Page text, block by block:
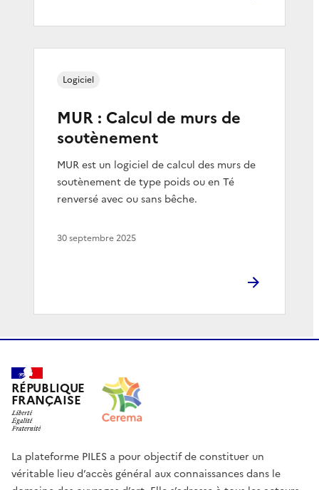
MUR : Calcul de murs de
soutènement
MUR est un logiciel de calcul des murs de
soutènement de type poids ou en Té
renversé avec ou sans bêche.
Logiciel
30 septembre 2025
RÉPUBLIQUE
FRANÇAISE
La plateforme PILES a pour objectif de constituer un
véritable lieu d’accès général aux connaissances dans le